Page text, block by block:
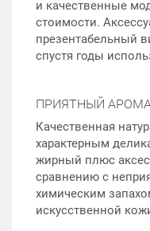
и качественные
стоимости.
презентабельный
спустя годы
ПРИЯТНЫЙ
Качественная
характерным
жирный плюс
сравнению с
химическим
искусственной